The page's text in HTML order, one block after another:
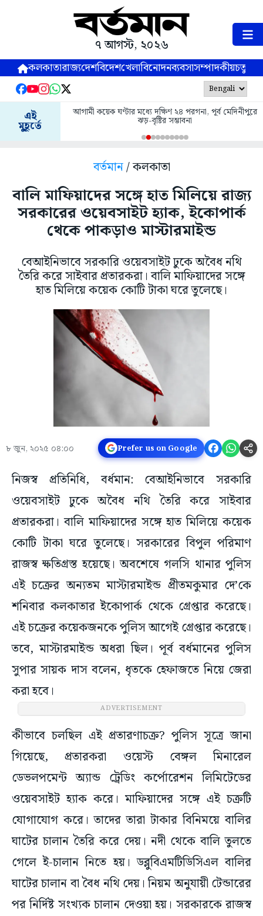
৭ আগস্ট, ২০২৬
কলকাতারাজ্যদেশবিদেশখেলাবিনোদনব্যবসাসম্পাদকীয়
এই
মুহূর্তে
আগামী কয়েক ঘণ্টার মধ্যে দক্ষিণ ২৪ পরগনা, পূর্ব মেদিনীপুরে
ঝড়-বৃষ্টির সম্ভাবনা
বর্তমান/ কলকাতা
বালি মাফিয়াদের সঙ্গে হাত মিলিয়ে রাজ্য
সরকারের ওয়েবসাইট হ্যাক, ইকোপার্ক
থেকে পাকড়াও মাস্টারমাইন্ড
বেআইনিভাবে সরকারি ওয়েবসাইট ঢুকে অবৈধ নথি
তৈরি করে সাইবার প্রতারকরা। বালি মাফিয়াদের সঙ্গে
হাত মিলিয়ে কয়েক কোটি টাকা ঘরে তুলেছে।
৮ জুন, ২০২৫ ০৪:০০ Prefer us on Google
নিজস্ব প্রতিনিধি, বর্ধমান: বেআইনিভাবে সরকারি
ওয়েবসাইট ঢুকে অবৈধ নথি তৈরি করে সাইবার
প্রতারকরা। বালি মাফিয়াদের সঙ্গে হাত মিলিয়ে কয়েক
কোটি টাকা ঘরে তুলেছে। সরকারের বিপুল পরিমাণ
রাজস্ব ক্ষতিগ্রস্ত হয়েছে। অবশেষে গলসি থানার পুলিস
এই চক্রের অন্যতম মাস্টারমাইন্ড প্রীতমকুমার দে’কে
শনিবার কলকাতার ইকোপার্ক থেকে গ্রেপ্তার করেছে।
এই চক্রের কয়েকজনকে পুলিস আগেই গ্রেপ্তার করেছে।
তবে, মাস্টারমাইন্ড অধরা ছিল। পূর্ব বর্ধমানের পুলিস
সুপার সায়ক দাস বলেন, ধৃতকে হেফাজতে নিয়ে জেরা
করা হবে।
ADVERTISEMENT
কীভাবে চলছিল এই প্রতারণাচক্র? পুলিস সূত্রে জানা
গিয়েছে, প্রতারকরা ওয়েস্ট বেঙ্গল মিনারেল
ডেভলপমেন্ট অ্যান্ড ট্রেডিং কর্পোরেশন লিমিটেডের
ওয়েবসাইট হ্যাক করে। মাফিয়াদের সঙ্গে এই চক্রটি
যোগাযোগ করে। তাদের তারা টাকার বিনিময়ে বালির
ঘাটের চালান তৈরি করে দেয়। নদী থেকে বালি তুলতে
গেলে ই-চালান নিতে হয়। ডব্লুবিএমটিডিসিএল বালির
ঘাটের চালান বা বৈধ নথি দেয়। নিয়ম অনুযায়ী টেন্ডারের
পর নির্দিষ্ট সংখ্যক চালান দেওয়া হয়। সরকারকে রাজস্ব